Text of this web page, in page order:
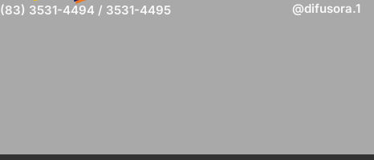
(83) 3531-4494 / 3531-4495 @difusora.1